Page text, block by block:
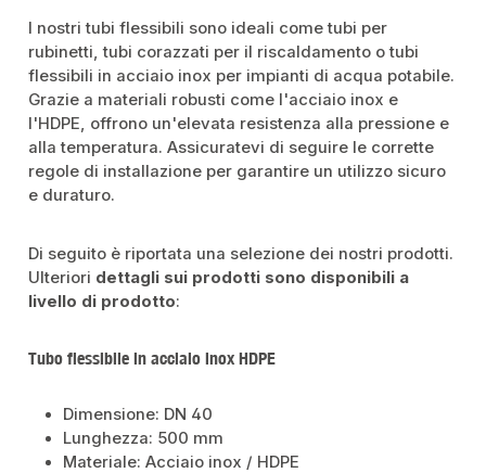
I nostri tubi flessibili sono ideali come tubi per
rubinetti, tubi corazzati per il riscaldamento o tubi
flessibili in acciaio inox per impianti di acqua potabile.
Grazie a materiali robusti come l'acciaio inox e
l'HDPE, offrono un'elevata resistenza alla pressione e
alla temperatura. Assicuratevi di seguire le corrette
regole di installazione per garantire un utilizzo sicuro
e duraturo.
Di seguito è riportata una selezione dei nostri prodotti.
Ulteriori dettagli sui prodotti sono disponibili a
livello di prodotto:
Tubo flessibile in acciaio inox HDPE
Dimensione: DN 40
Lunghezza: 500 mm
Materiale: Acciaio inox / HDPE